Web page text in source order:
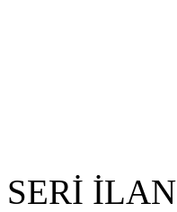
SERİ İLAN